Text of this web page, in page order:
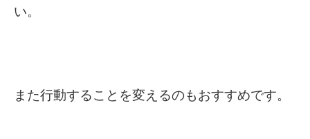
い。
また行動することを変えるのもおすすめです。